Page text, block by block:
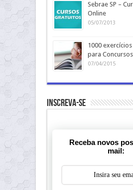
Sebrae SP –
Online
05/07/2013
1000
para
07/04/2015
Inscreva-se
Receba novos
mail: